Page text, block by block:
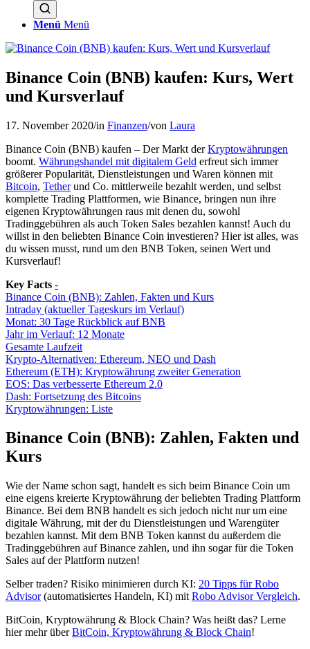
Menü Menü
Binance Coin (BNB) kaufen: Kurs, Wert
und Kursverlauf
17. November 2020/in Finanzen/von Laura
Binance Coin (BNB) kaufen – Der Markt derKryptowährungen
boomt. Währungshandel mit digitalem Geld erfreut sich immer
größerer Popularität, Dienstleistungen und Waren können mit
Bitcoin, Tetherund Co. mittlerweile bezahlt werden, und selbst
komplette Trading Plattformen, wie Binance, bringen nun ihre
eigenen Kryptowährungen raus mit denen du, sowohl
Tradinggebühren als auch Token Sales bezahlen kannst! Auch du
willst in den beliebten Binance Coin investieren? Hier ist alles, was
du wissen musst, rund um den BNB Token, seinen Wert und
Kursverlauf!
Key Facts -
Binance Coin (BNB): Zahlen, Fakten und Kurs
Intraday (aktueller Tageskurs im Verlauf)
Monat: 30 Tage Rückblick auf BNB
Jahr im Verlauf: 12 Monate
Gesamte Laufzeit
Krypto-Alternativen: Ethereum, NEO und Dash
Ethereum (ETH): Kryptowährung zweiter Generation
EOS: Das verbesserte Ethereum 2.0
Dash: Fortsetzung des Bitcoins
Kryptowährungen: Liste
Binance Coin (BNB): Zahlen, Fakten und
Kurs
Wie der Name schon sagt, handelt es sich beim Binance Coin um
eine eigens kreierte Kryptowährung der beliebten Trading Plattform
Binance. Bei dem BNB handelt es sich jedoch nicht nur um eine
digitale Währung, mit der du Dienstleistungen und Warengüter
bezahlen kannst. Mit dem BNB Token kannst du außerdem die
Tradinggebühren auf Binance zahlen, und ihn sogar für die Token
Sales auf der Plattform nutzen!
Selber traden? Risiko minimieren durch KI: 20 Tipps für Robo
Advisor(automatisiertes Handeln, KI) mit Robo Advisor Vergleich.
BitCoin, Kryptowährung & Block Chain? Was heißt das? Lerne
hier mehr überBitCoin, Kryptowährung & Block Chain!